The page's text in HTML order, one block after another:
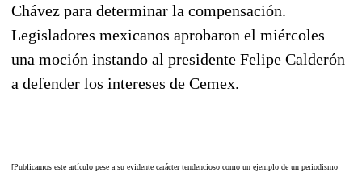
Chávez para determinar la compensación.
Legisladores mexicanos aprobaron el miércoles
una moción instando al presidente Felipe Calderón
a defender los intereses de Cemex.
[Publicamos este artículo pese a su evidente carácter tendencioso como un ejemplo de un periodismo